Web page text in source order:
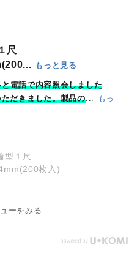
ない場合が多く助かります
ーをみる